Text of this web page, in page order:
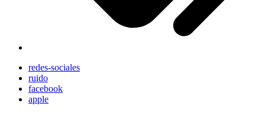
redes-sociales
ruido
facebook
apple